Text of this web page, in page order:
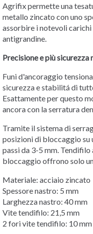
Agrifix permette una
metallo zincato con uno
assorbire i notevoli
antigrandine.
Precisione e più
Funi d'ancoraggio
sicurezza e stabilitá di
Esattamente per questo
ancora con la serratura
Tramite il sistema di
posizioni di bloccaggio su
passi da 3-5 mm.
bloccaggio offrono solo
Materiale: acciaio zincato
Spessore nastro: 5 mm
Larghezza nastro: 40 mm
Vite tendifilo: 21,5 mm
2 fori vite tendifilo: 10 mm